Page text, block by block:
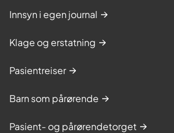
Innsyn i egen journal
Klage og erstatning
Pasientreiser
Barn som pårørende
Pasient- og pårørendetorget